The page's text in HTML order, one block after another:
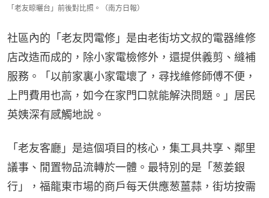
「老友晾曬台」前後對比照。（南方日報）
社區內的「老友閃電修」是由老街坊文叔的電器維修
店改造而成的，除小家電檢修外，還提供義剪、縫補
服務。「以前家裏小家電壞了，尋找維修師傅不便，
上門費用也高，如今在家門口就能解決問題。」居民
英姨深有感觸地說。
「老友客廳」是這個項目的核心，集工具共享、鄰里
議事、閒置物品流轉於一體。最特別的是「葱姜銀
行」，福龍東市場的商戶每天供應葱薑蒜，街坊按需